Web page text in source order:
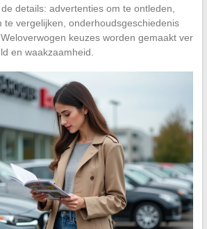
details: advertenties om te ontleden,
te vergelijken, onderhoudsgeschiedenis
keuzes worden gemaakt ver
en waakzaamheid.